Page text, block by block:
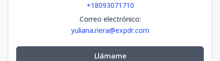
+18093071710
Correo electrónico:
yuliana.riera@expdr.com
Llámame